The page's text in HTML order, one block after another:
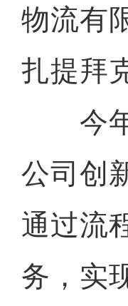
物流有
扎提拜
今年
公司创
通过流
务，实